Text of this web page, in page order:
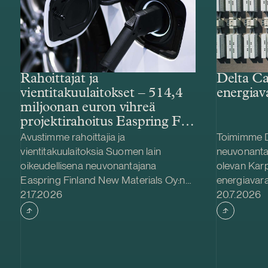
Rahoittajat ja
vientitakuulaitokset – 514,4
miljoonan euron vihreä
projektirahoitus Easpring Finland
New Materialsin CAM-
tehtaalle
Avustimme rahoittajia ja
vientitakuulaitoksia Suomen lain
oikeudellisena neuvonantajana
Easpring Finland New Materials Oy:n
Kotkaan rakennettavan
katodiaktiivimateriaalia (CAM)
valmistavan tehtaan kehittämiseen ja
Julkaistu
21.7.2026
Delta
Toimimme
olevan
Delta
yhdessä
Julkaistu
20.7.2026